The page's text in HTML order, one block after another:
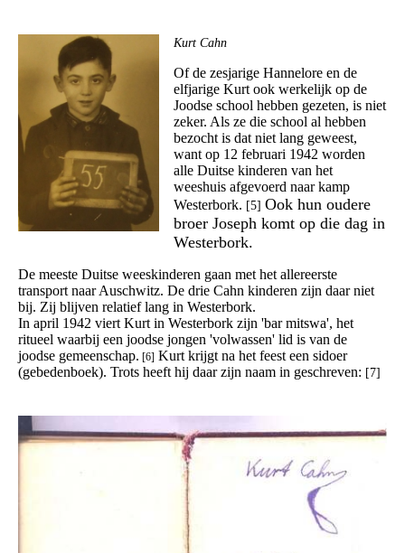
Kurt Cahn
Of de zesjarige Hannelore en de
elfjarige Kurt ook werkelijk op de
Joodse school hebben gezeten, is niet
zeker. Als ze die school al hebben
bezocht is dat niet lang geweest,
want op 12 februari 1942 worden
alle Duitse kinderen van het
weeshuis afgevoerd naar kamp
Westerbork. [5] Ook hun oudere
broer Joseph komt op die dag in
Westerbork.
De meeste Duitse weeskinderen gaan met het allereerste
transport naar Auschwitz. De drie Cahn kinderen zijn daar niet
bij. Zij blijven relatief lang in Westerbork.
In april 1942 viert Kurt in Westerbork zijn 'bar mitswa', het
ritueel waarbij een joodse jongen 'volwassen' lid is van de
joodse gemeenschap. [6] Kurt krijgt na het feest een sidoer
(gebedenboek). Trots heeft hij daar zijn naam in geschreven: [7]